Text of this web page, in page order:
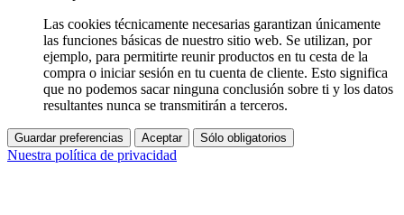
Las cookies técnicamente necesarias garantizan únicamente
las funciones básicas de nuestro sitio web. Se utilizan, por
ejemplo, para permitirte reunir productos en tu cesta de la
compra o iniciar sesión en tu cuenta de cliente. Esto significa
que no podemos sacar ninguna conclusión sobre ti y los datos
resultantes nunca se transmitirán a terceros.
Guardar preferencias Aceptar Sólo obligatorios
Nuestra política de privacidad